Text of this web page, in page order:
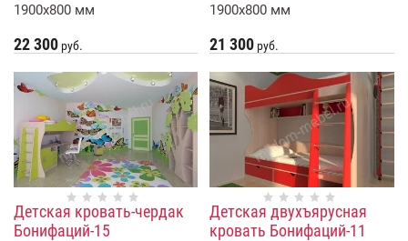
1900x800 мм
22 300 руб.
1900x800 мм
21 300 руб.
Детская кровать-чердак
Бонифаций-15
Детская двухъярусная
кровать Бонифаций-11